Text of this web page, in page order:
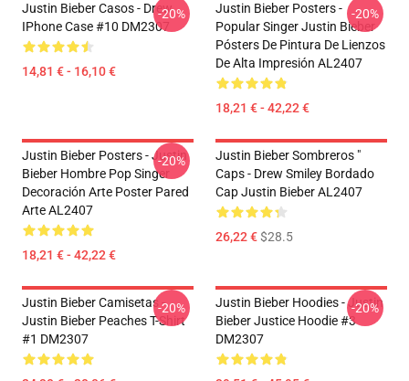
Justin Bieber Casos - Drew
IPhone Case #10 DM2307
14,81 € - 16,10 €
-20%
Justin Bieber Posters -
Popular Singer Justin Bieber
Pósters De Pintura De Lienzos
De Alta Impresión AL2407
18,21 € - 42,22 €
-20%
Justin Bieber Posters - Justin
Bieber Hombre Pop Singer
Decoración Arte Poster Pared
Arte AL2407
18,21 € - 42,22 €
-20%
Justin Bieber Sombreros "
Caps - Drew Smiley Bordado
Cap Justin Bieber AL2407
26,22 €$28.5
Justin Bieber Camisetas -
Justin Bieber Peaches T-Shirt
#1 DM2307
-20%
Justin Bieber Hoodies - Justin
Bieber Justice Hoodie #3
DM2307
-20%